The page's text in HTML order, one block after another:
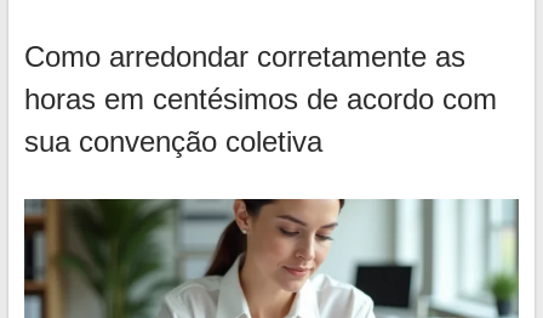
Como arredondar corretamente as
horas em centésimos de acordo com
sua convenção coletiva